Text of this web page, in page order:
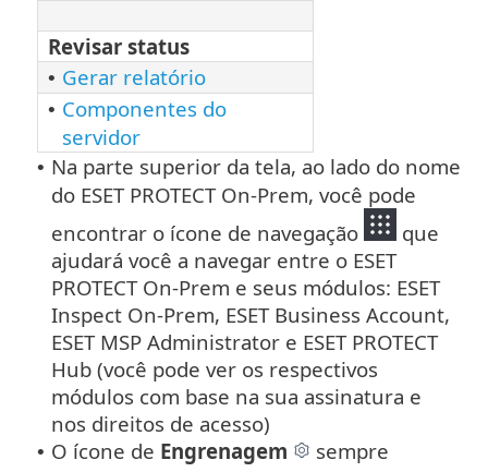
Revisar status
• Gerar relatório
• Componentes do
servidor
• Na parte superior da tela, ao lado do nome
do ESET PROTECT On-Prem, você pode
encontrar o ícone de navegação
que
ajudará você a navegar entre o ESET
PROTECT On-Prem e seus módulos: ESET
Inspect On-Prem, ESET Business Account,
ESET MSP Administrator e ESET PROTECT
Hub (você pode ver os respectivos
módulos com base na sua assinatura e
nos direitos de acesso)
• O ícone de Engrenagem
sempre